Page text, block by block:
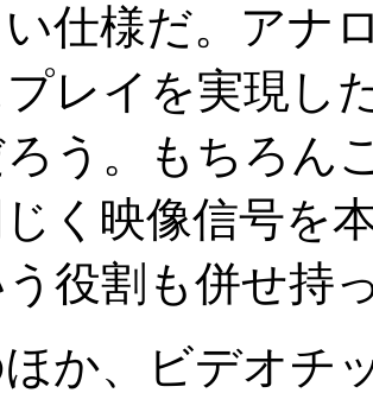
仕様だ。アナ
レイを実現し
う。もちろん
く映像信号を
役割も併せ持
か、ビデオチ